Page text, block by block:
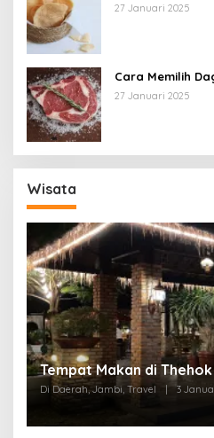
27 Januari 2025
Cara Memilih
27 Januari 2025
Wisata
Tempat Makan di
Di Daerah, Jambi, Travel 3